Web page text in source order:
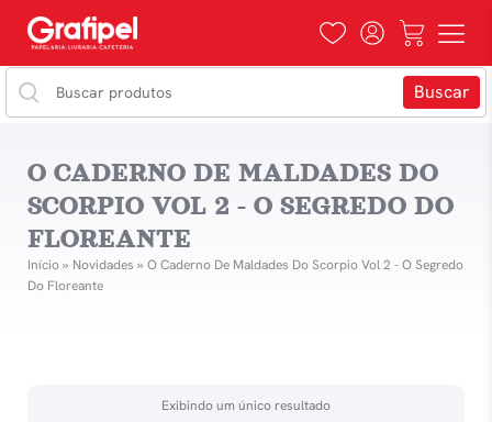
O CADERNO DE MALDADES DO
SCORPIO VOL 2 - O SEGREDO DO
FLOREANTE
Início» Novidades » O Caderno De Maldades Do Scorpio Vol 2 - O Segredo
Do Floreante
Exibindo um único resultado